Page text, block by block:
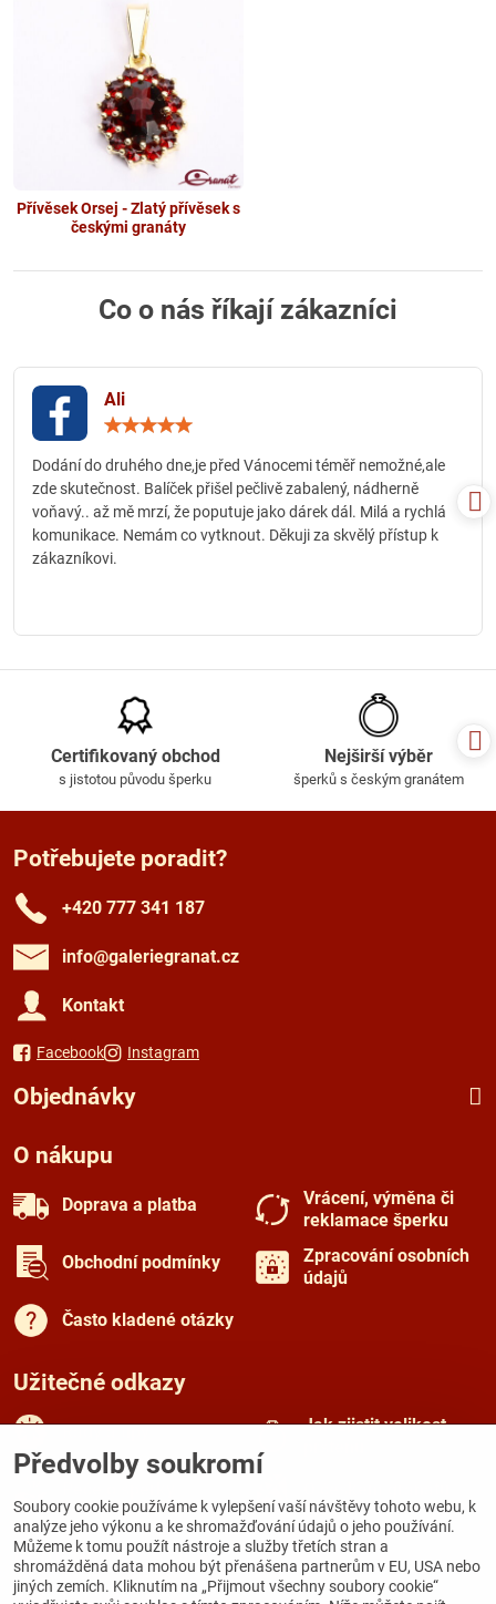
Přívěsek Orsej - Zlatý přívěsek s
českými granáty
Co o nás říkají zákazníci
Ali
5
Dodání do druhého dne,je před Vánocemi téměř nemožné,ale
zde skutečnost. Balíček přišel pečlivě zabalený, nádherně
voňavý.. až mě mrzí, že poputuje jako dárek dál. Milá a rychlá
komunikace. Nemám co vytknout. Děkuji za skvělý přístup k
zákazníkovi.
Certifikovaný obchod
s jistotou původu šperku
Nejširší výběr
šperků s českým granátem
Potřebujete poradit?
+420 777 341 187
info​@galeriegranat​.cz
Kontakt
Facebook Instagram
Objednávky
O nákupu
Doprava a platba
Vrácení, výměna či
reklamace šperku
Obchodní podmínky
Zpracování osobních
údajů
Často kladené otázky
Užitečné odkazy
Jak zjistit velikost
Kamenná prodejna
Galerie Zámecká
Předvolby soukromí
Soubory cookie používáme k vylepšení vaší návštěvy tohoto webu, k
analýze jeho výkonu a ke shromažďování údajů o jeho používání.
Můžeme k tomu použít nástroje a služby třetích stran a
shromážděná data mohou být přenášena partnerům v EU, USA nebo
jiných zemích. Kliknutím na „Přijmout všechny soubory cookie“